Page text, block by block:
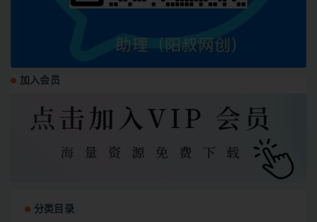
加入会员
分类目录